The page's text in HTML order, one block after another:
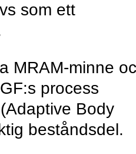
som ett
MRAM-minne
process
Body
bestånds­del.